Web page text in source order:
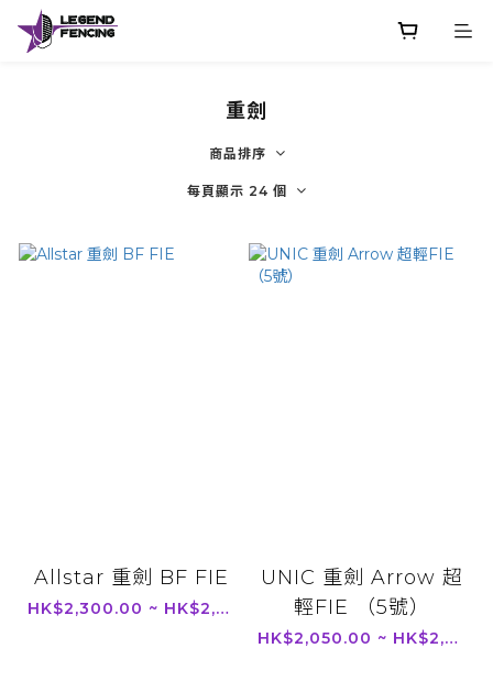
重劍
商品排序
每頁顯示 24 個
Allstar 重劍 BF FIE
HK$2,300.00 ~ HK$2,750.00
UNIC 重劍 Arrow 超
輕FIE （5號）
HK$2,050.00 ~ HK$2,350.00